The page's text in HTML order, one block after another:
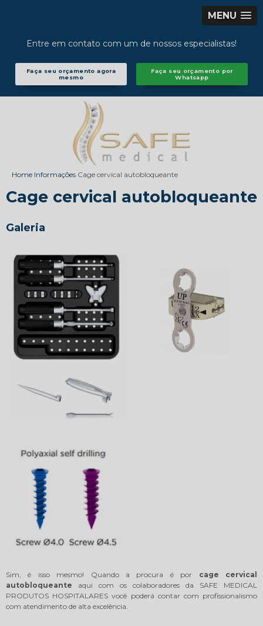
MENU
Entre em contato com um de nossos especialistas!
Faça seu orçamento agora
mesmo
Faça seu orçamento por
Whatsapp
Home Informações Cage cervical autobloqueante
Cage cervical autobloqueante
Galeria
Sim, é isso mesmo! Quando a procura é por cage cervical
autobloqueante aqui com os colaboradores da SAFE MEDICAL
PRODUTOS HOSPITALARES você poderá contar com profissionalismo
com atendimento de alta excelência.